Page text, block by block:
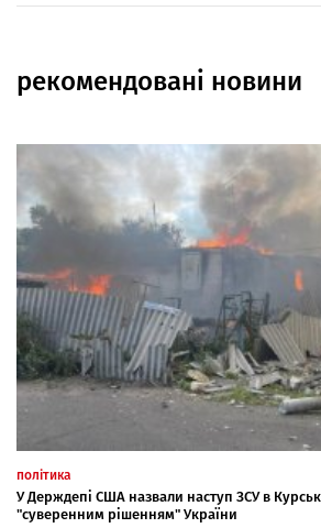
рекомендовані новини
політика
У Держдепі США назвали наступ ЗСУ в
"суверенним рішенням" України